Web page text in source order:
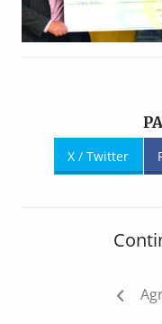
X / Twitter
Navigation